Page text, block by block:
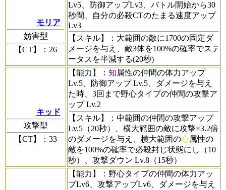
モリア
妨害型
【CT】
：26
Lv5、防御アップLv3、バトル開始から30
秒間、自分の必殺CTのたまる速度アップ
Lv3
【スキル】
：大範囲の敵に1700の固定ダ
メージを与え、敵3体を100%の確率でステ
ータスを半減する(20秒)
キッド
攻撃型
【CT】
：33
【能力】 ： 知属性の仲間の体力アップ
Lv.5、防御アップ Lv.5、ダメージを与え
た時、3回まで野心タイプの仲間の攻撃ア
ップ Lv.2
【スキル】
：中範囲の仲間の攻撃アップ
Lv.5（20秒）、横大範囲の敵に攻撃×3.2倍
のダメージを与え、横大範囲の心属性の
敵を100%の確率で必殺封じ状態にし（10
秒）、攻撃ダウン Lv.8（15秒）
【能力】
：野心タイプの仲間の体力アッ
プLv6、攻撃アップLv6、ダメージを与え